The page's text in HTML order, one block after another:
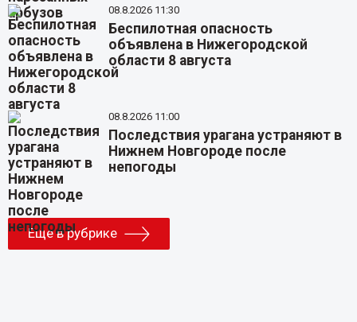
08.8.2026 11:30
Беспилотная опасность
объявлена в Нижегородской
области 8 августа
08.8.2026 11:00
Последствия урагана устраняют в
Нижнем Новгороде после
непогоды
Еще в рубрике